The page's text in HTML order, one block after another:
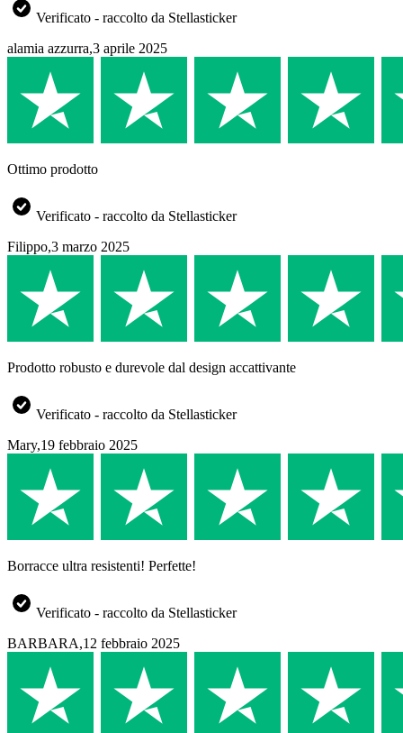
Verificato - raccolto da Stellasticker
alamia azzurra,3 aprile 2025
Ottimo prodotto
Verificato - raccolto da Stellasticker
Filippo,3 marzo 2025
Prodotto robusto e durevole dal design accattivante
Verificato - raccolto da Stellasticker
Mary,19 febbraio 2025
Borracce ultra resistenti! Perfette!
Verificato - raccolto da Stellasticker
BARBARA,12 febbraio 2025